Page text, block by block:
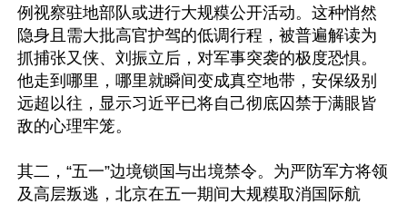
例视察驻地部队或进行大规糢公开活动。这种悄然
隐身且需大批高官护驾的低调行程，被普遍解读为
抓捕张又侠、刘振立后，对军事突袭的极度恐惧。
他走到哪里，哪里就瞬间变成真空地带，安保级别
远超以往，显示习近平已将自己彻底囚禁于满眼皆
敌的心理牢笼。
其二，“五一”边境锁国与出境禁令。为严防军方将领
及高层叛逃，北京在五一期间大规糢取消国际航